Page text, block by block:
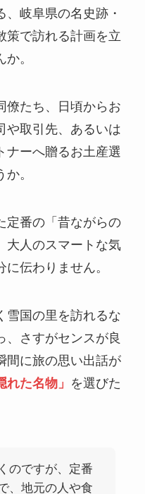
岐阜県の名史跡・
策で訪れる計画を立
。
僚たち、日頃からお
や取引先、あるいは
ナーへ贈るお土産選
。
定番の「昔ながらの
大人のスマートな気
伝わりません。
雪国の里を訪れるな
、さすがセンスが良
間に旅の思い出話が
れた名物」 を選びた
のですが、定番
、地元の人や食